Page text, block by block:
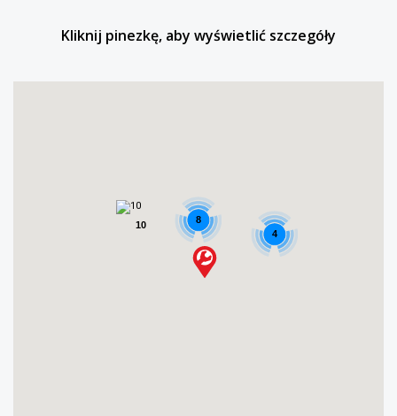
Kliknij pinezkę, aby wyświetlić szczegóły
10
8
4